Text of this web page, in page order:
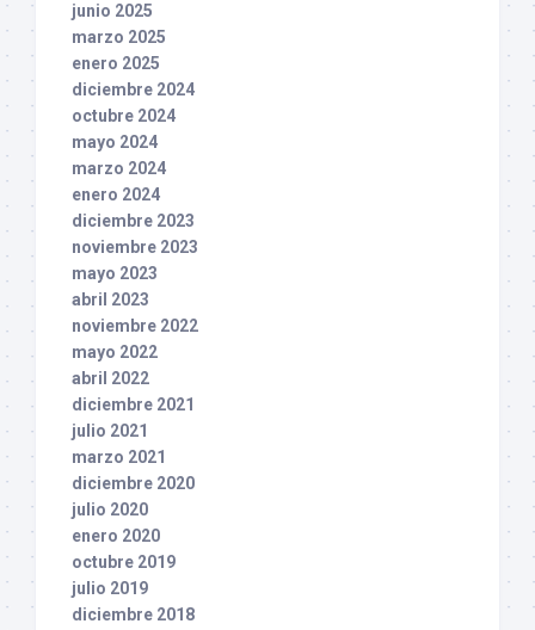
junio 2025
marzo 2025
enero 2025
diciembre 2024
octubre 2024
mayo 2024
marzo 2024
enero 2024
diciembre 2023
noviembre 2023
mayo 2023
abril 2023
noviembre 2022
mayo 2022
abril 2022
diciembre 2021
julio 2021
marzo 2021
diciembre 2020
julio 2020
enero 2020
octubre 2019
julio 2019
diciembre 2018